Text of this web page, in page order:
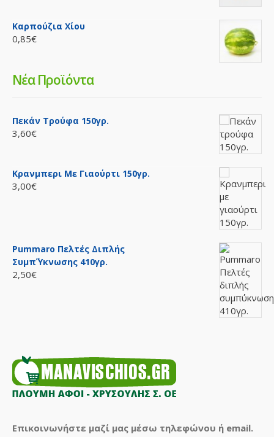
Καρπούζια Χίου
0,85€
Νέα Προϊόντα
Πεκάν Τρούφα 150γρ.
3,60€
Κρανμπερι Με Γιαούρτι 150γρ.
3,00€
Pummaro Πελτές Διπλής
Συμπ΄ύκνωσης 410γρ.
2,50€
Επικοινωνήστε μαζί μας μέσω τηλεφώνου ή email.